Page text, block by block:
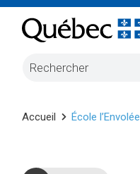
Accueil École l’Envolée